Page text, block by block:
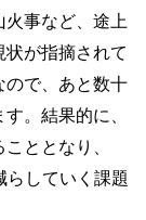
事など、途上
が指摘されて
ので、あと数十
。結果的に、
ととなり、
らしていく課題